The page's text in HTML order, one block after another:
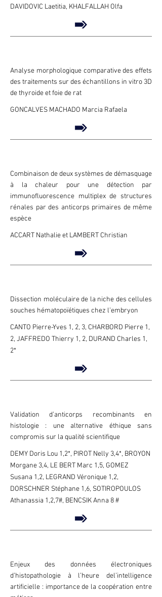
DAVIDOVIC Laetitia, KHALFALLAH Olfa
Analyse morphologique comparative des effets
des traitements sur des échantillons in vitro 3D
de thyroide et foie de rat
GONCALVES MACHADO Marcia Rafaela
Combinaison de deux systèmes de démasquage
à la chaleur pour une détection par
immunofluorescence multiplex de structures
rénales par des anticorps primaires de même
espèce
ACCART Nathalie et LAMBERT Christian
Dissection moléculaire de la niche des cellules
souches hématopoïétiques chez l’embryon
CANTO Pierre-Yves 1, 2, 3, CHARBORD Pierre 1,
2, JAFFREDO Thierry 1, 2, DURAND Charles 1,
2*
Validation d’anticorps recombinants en
histologie : une alternative éthique sans
compromis sur la qualité scientifique
DEMY Doris Lou 1,2*, PIROT Nelly 3,4*, BROYON
Morgane 3,4, LE BERT Marc 1,5, GOMEZ
Susana 1,2, LEGRAND Véronique 1,2,
DORSCHNER Stéphane 1,6, SOTIROPOULOS
Athanassia 1,2,7#, BENCSIK Anna 8 #
Enjeux des données électroniques
d’histopathologie à l’heure del’intelligence
artificielle : importance de la coopération entre